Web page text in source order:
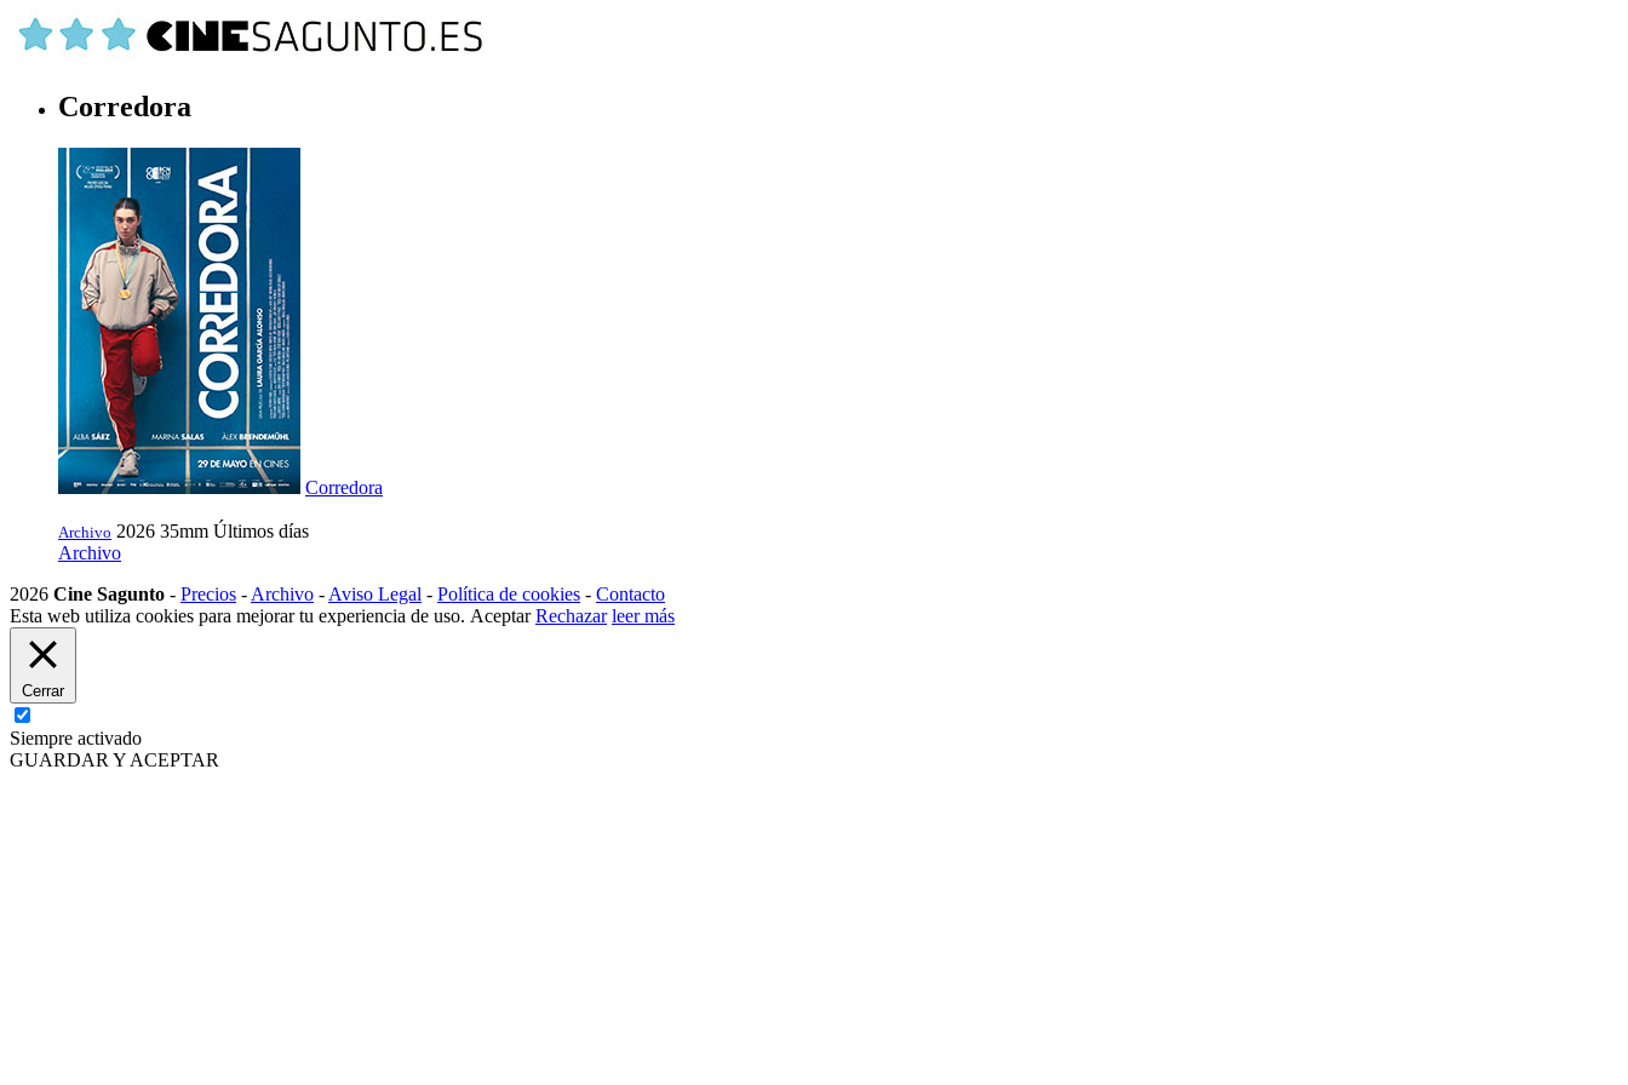
Corredora
Corredora
Archivo 2026 35mm Últimos días
Archivo
2026 Cine Sagunto - Precios - Archivo - Aviso Legal - Política de cookies - Contacto
Esta web utiliza cookies para mejorar tu experiencia de uso. Aceptar Rechazar leer más
Cerrar
Siempre activado
GUARDAR Y ACEPTAR